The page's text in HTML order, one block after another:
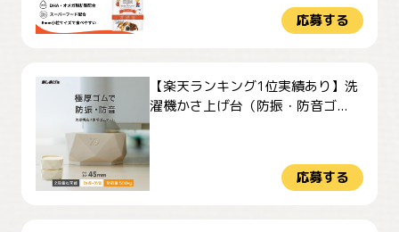
応募する
【楽天ランキング1位実績あり】洗
濯機かさ上げ台（防振・防音ゴ...
応募する